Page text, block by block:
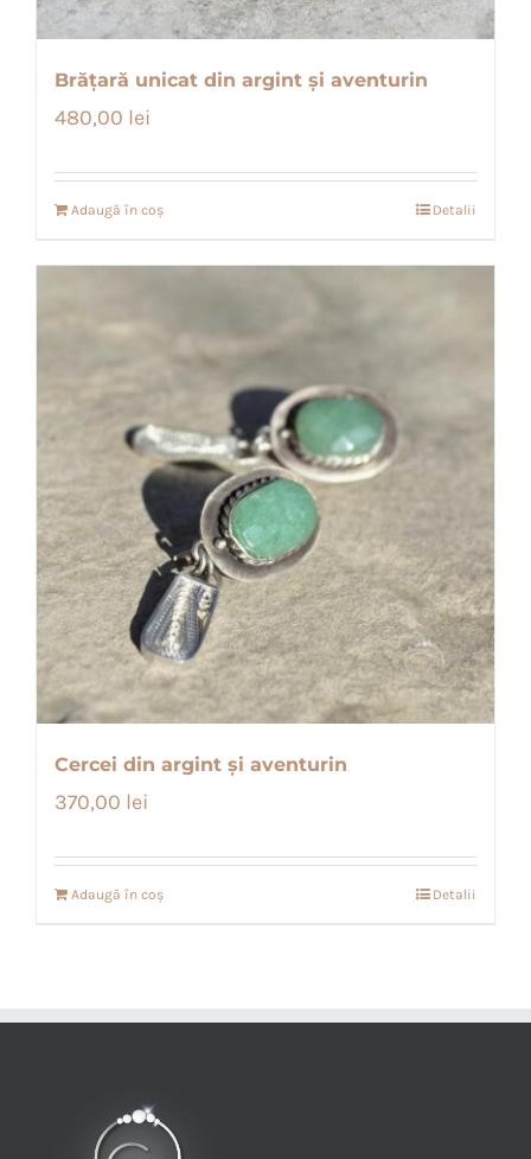
Brățară unicat din argint și aventurin
480,00 lei
Adaugă în coș Detalii
Cercei din argint și aventurin
370,00 lei
Adaugă în coș Detalii